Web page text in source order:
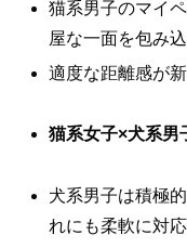
猫系男子のマイ
屋な一面を包み
適度な距離感が
猫系女子×犬系男
犬系男子は積極
れにも柔軟に対応